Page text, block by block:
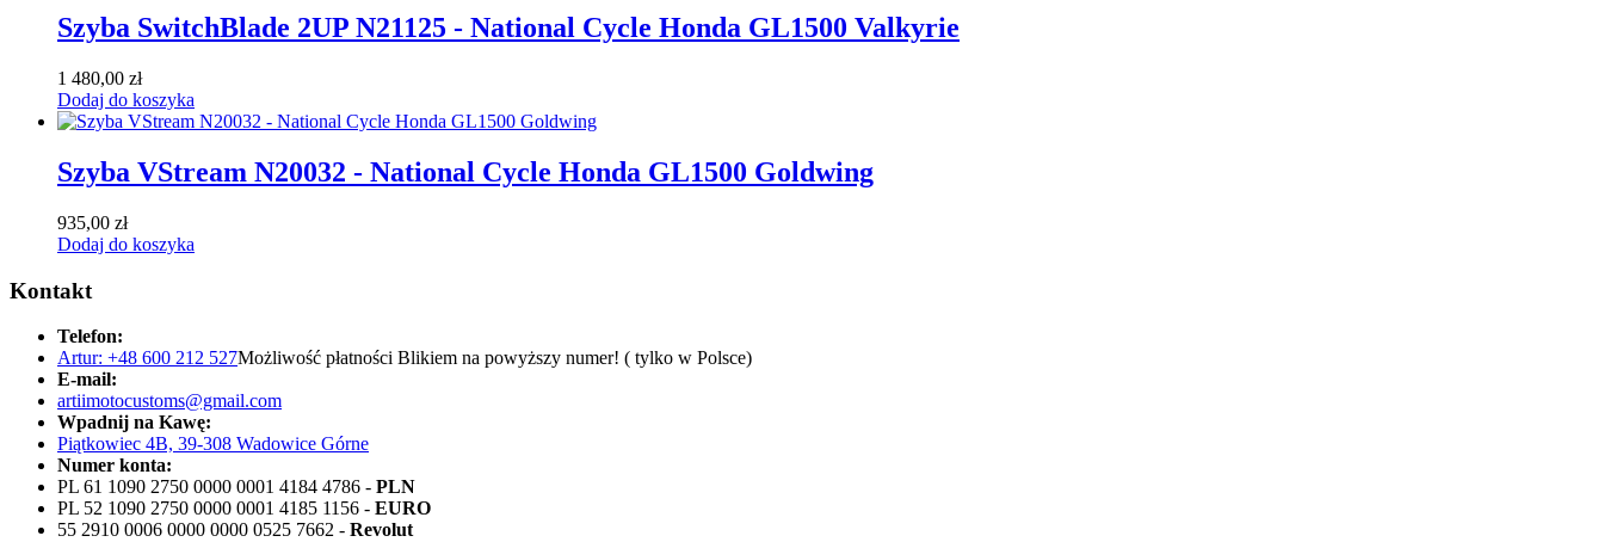
Szyba SwitchBlade 2UP N21125 - National Cycle Honda GL1500 Valkyrie
1 480,00 zł
Dodaj do koszyka
Szyba VStream N20032 - National Cycle Honda GL1500 Goldwing
935,00 zł
Dodaj do koszyka
Kontakt
Telefon:
Artur: +48 600 212 527Możliwość płatności Blikiem na powyższy numer! ( tylko w Polsce)
E-mail:
artiimotocustoms@gmail.com
Wpadnij na Kawę:
Piątkowiec 4B, 39-308 Wadowice Górne
Numer konta:
PL 61 1090 2750 0000 0001 4184 4786 - PLN
PL 52 1090 2750 0000 0001 4185 1156 - EURO
55 2910 0006 0000 0000 0525 7662 - Revolut